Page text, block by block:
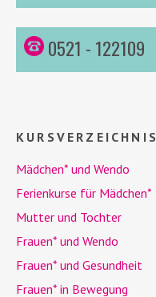
0521 - 122109
KURSVERZEICHNIS
Mädchen* und Wendo
Ferienkurse für Mädchen*
Mutter und Tochter
Frauen* und Wendo
Frauen* und Gesundheit
Frauen* in Bewegung